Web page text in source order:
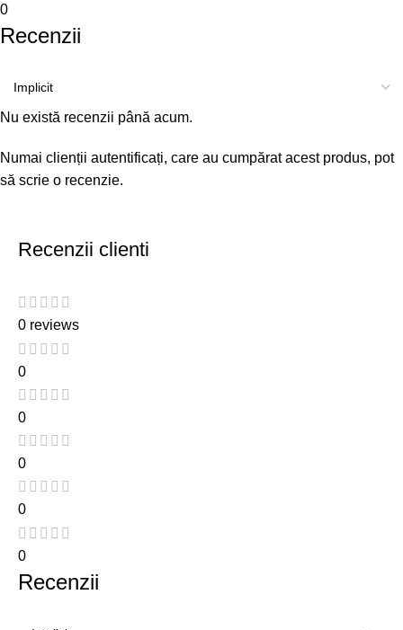
0
Recenzii
Nu există recenzii până acum.
Numai clienții autentificați, care au cumpărat acest produs, pot
să scrie o recenzie.
Recenzii clienti
0 reviews
0
0
0
0
0
Recenzii